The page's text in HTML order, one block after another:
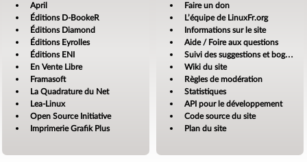
April
Éditions D-BookeR
Éditions Diamond
Éditions Eyrolles
Éditions ENI
En Vente Libre
Framasoft
La Quadrature du Net
Lea-Linux
Open Source Initiative
Imprimerie Grafik Plus
Faire un don
L’équipe de LinuxFr.org
Informations sur le site
Aide / Foire aux questions
Suivi des suggestions et bogues
Wiki du site
Règles de modération
Statistiques
API pour le développement
Code source du site
Plan du site